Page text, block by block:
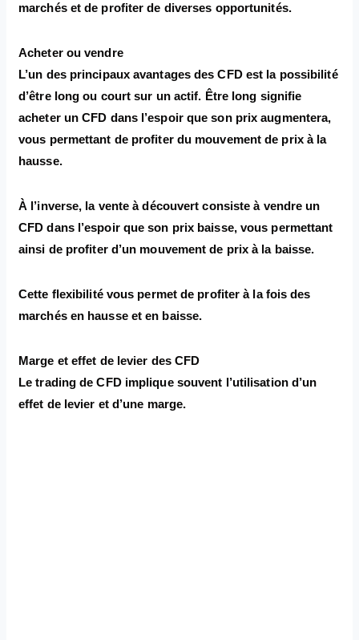
marchés et de profiter de diverses opportunités.
Acheter ou vendre
L’un des principaux avantages des CFD est la possibilité
d’être long ou court sur un actif. Être long signifie
acheter un CFD dans l’espoir que son prix augmentera,
vous permettant de profiter du mouvement de prix à la
hausse.
À l’inverse, la vente à découvert consiste à vendre un
CFD dans l’espoir que son prix baisse, vous permettant
ainsi de profiter d’un mouvement de prix à la baisse.
Cette flexibilité vous permet de profiter à la fois des
marchés en hausse et en baisse.
Marge et effet de levier des CFD
Le trading de CFD implique souvent l’utilisation d’un
effet de levier et d’une marge.